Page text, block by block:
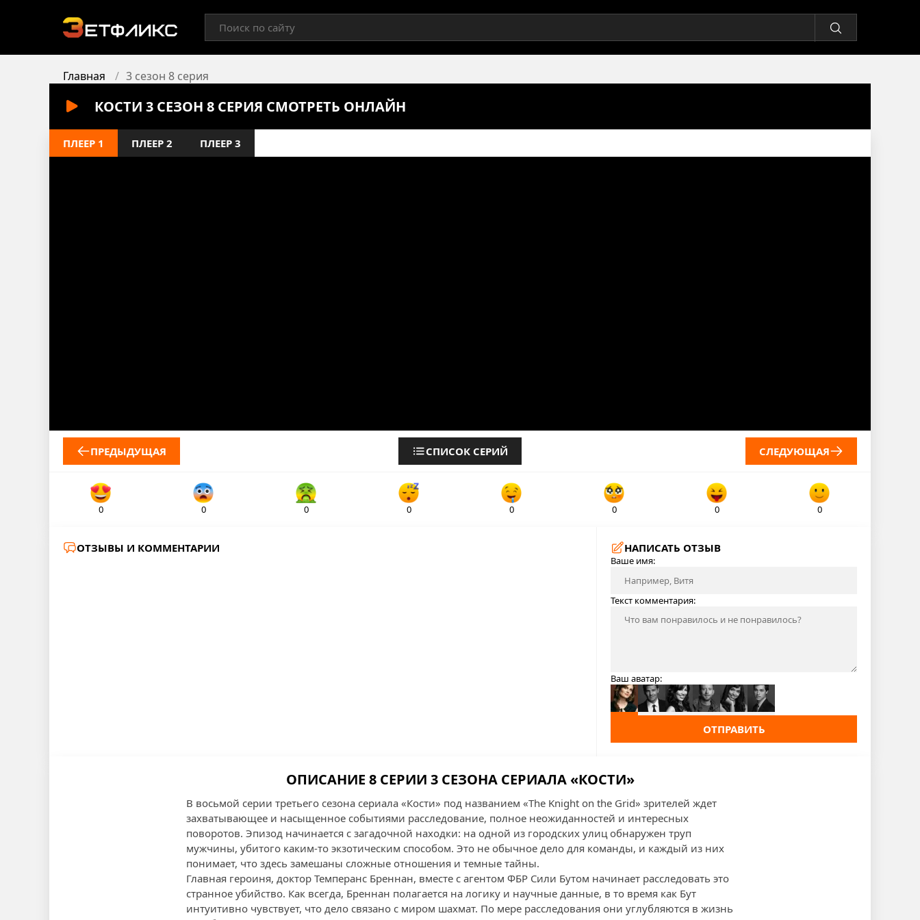
Главная 3 сезон 8 серия
КОСТИ 3 СЕЗОН 8 СЕРИЯ СМОТРЕТЬ ОНЛАЙН
ПЛЕЕР 1 ПЛЕЕР 2 ПЛЕЕР 3
ПРЕДЫДУЩАЯ СПИСОК СЕРИЙ СЛЕДУЮЩАЯ
0 0 0 0 0 0 0 0
ОТЗЫВЫ И КОММЕНТАРИИ НАПИСАТЬ ОТЗЫВ
Ваше имя:
Текст комментария:
Ваш аватар:
ОТПРАВИТЬ
ОПИСАНИЕ 8 СЕРИИ 3 СЕЗОНА СЕРИАЛА «КОСТИ»
В восьмой серии третьего сезона сериала «Кости» под названием «The Knight on the Grid» зрителей ждет
захватывающее и насыщенное событиями расследование, полное неожиданностей и интересных
поворотов. Эпизод начинается с загадочной находки: на одной из городских улиц обнаружен труп
мужчины, убитого каким-то экзотическим способом. Это не обычное дело для команды, и каждый из них
понимает, что здесь замешаны сложные отношения и темные тайны.
Главная героиня, доктор Темперанс Бреннан, вместе с агентом ФБР Сили Бутом начинает расследовать это
странное убийство. Как всегда, Бреннан полагается на логику и научные данные, в то время как Бут
интуитивно чувствует, что дело связано с миром шахмат. По мере расследования они углубляются в жизнь